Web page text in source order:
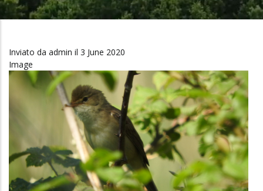
Inviato da admin il 3 June 2020
Image